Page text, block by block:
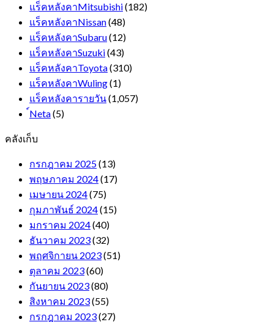
แร็คหลังคาMitsubishi(182)
แร็คหลังคาNissan(48)
แร็คหลังคาSubaru(12)
แร็คหลังคาSuzuki(43)
แร็คหลังคาToyota(310)
แร็คหลังคาWuling(1)
แร็คหลังคารายวัน(1,057)
์Neta(5)
คลังเก็บ
กรกฎาคม 2025(13)
พฤษภาคม 2024(17)
เมษายน 2024(75)
กุมภาพันธ์ 2024(15)
มกราคม 2024(40)
ธันวาคม 2023(32)
พฤศจิกายน 2023(51)
ตุลาคม 2023(60)
กันยายน 2023(80)
สิงหาคม 2023(55)
กรกฎาคม 2023(27)